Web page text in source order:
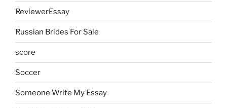
ReviewerEssay
Russian Brides For Sale
score
Soccer
Someone Write My Essay